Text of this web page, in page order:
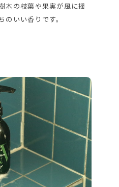
木の枝葉や果実が風に揺
のいい香りです。